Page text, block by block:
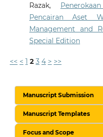
Razak,
Pencairan Aset
Management and
Special Edition
<< < 1 2 3 4 > >>
Manuscript Submission
Manuscript Templates
Focus and Scope